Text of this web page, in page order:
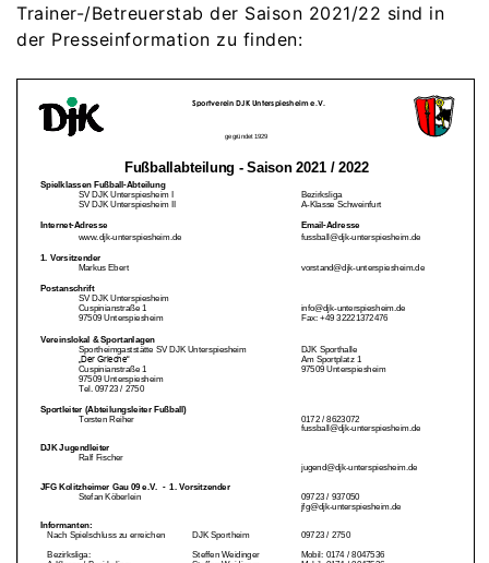
Trainer-/Betreuerstab der Saison 2021/22 sind in
der Presseinformation zu finden: